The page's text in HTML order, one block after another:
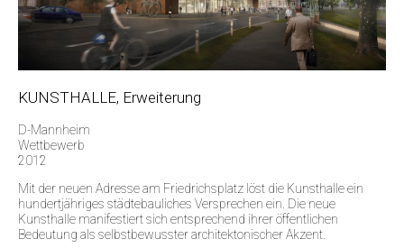
KUNSTHALLE, Erweiterung
D-Mannheim
Wettbewerb
2012
Mit der neuen Adresse am Friedrichsplatz löst die Kunsthalle ein
hundertjähriges städtebauliches Versprechen ein. Die neue
Kunsthalle manifestiert sich entsprechend ihrer öffentlichen
Bedeutung als selbstbewusster architektonischer Akzent.